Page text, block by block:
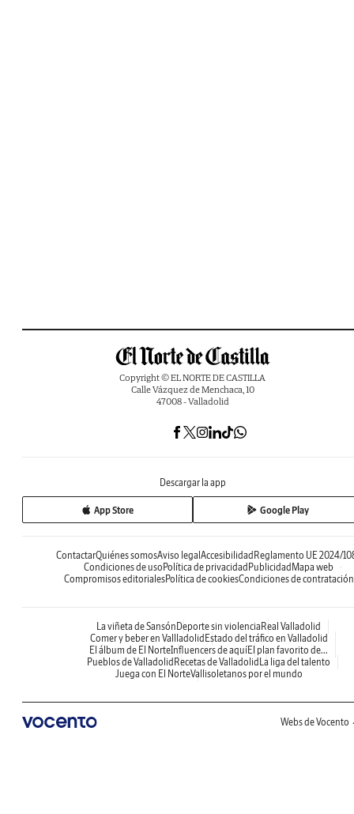
Copyright © EL NORTE DE CASTILLA
Calle Vázquez de Menchaca, 10
47008 - Valladolid
Descargar la app
App Store Google Play
ContactarQuiénes somosAviso legal Accesibilidad Reglamento UE 2024/
Condiciones de uso Política de privacidad Publicidad Mapa web
Compromisos editorialesPolítica de cookiesCondiciones de contratación
La viñeta de Sansón Deporte sin violencia Real Valladolid
Comer y beber en Vallladolid Estado del tráfico en Valladolid
El álbum de El NorteInfluencers de aquíEl plan favorito de...
Pueblos de Valladolid Recetas de Valladolid La liga del talento
Juega con El NorteVallisoletanos por el mundo
Webs de Vocento